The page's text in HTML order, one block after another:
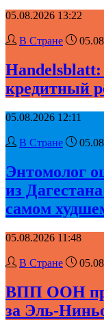
05.08.2026 13:22
В Стране
кредитный
05.08.2026 12:11
В Стране
Энтомолог
из
самом
05.08.2026 11:48
В Стране
ВПП ООН
за Эль-